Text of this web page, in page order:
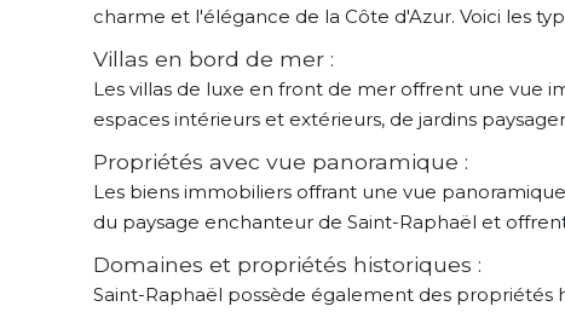
charme et l'élégance de la Côte d'Azur. Voici les
Villas en bord de mer :
Les villas de luxe en front de mer offrent une vue
espaces intérieurs et extérieurs, de jardins
Propriétés avec vue panoramique :
Les biens immobiliers offrant une vue
du paysage enchanteur de Saint-Raphaël et
Domaines et propriétés historiques :
Saint-Raphaël possède également des propriétés